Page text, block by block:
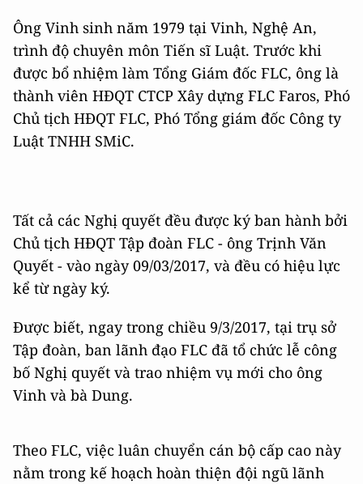
Ông Vinh sinh năm 1979 tại Vinh, Nghệ An,
trình độ chuyên môn Tiến sĩ Luật. Trước khi
được bổ nhiệm làm Tổng Giám đốc FLC, ông là
thành viên HĐQT CTCP Xây dựng FLC Faros, Phó
Chủ tịch HĐQT FLC, Phó Tổng giám đốc Công ty
Luật TNHH SMiC.
Tất cả các Nghị quyết đều được ký ban hành bởi
Chủ tịch HĐQT Tập đoàn FLC - ông Trịnh Văn
Quyết - vào ngày 09/03/2017, và đều có hiệu lực
kể từ ngày ký.
Được biết, ngay trong chiều 9/3/2017, tại trụ sở
Tập đoàn, ban lãnh đạo FLC đã tổ chức lễ công
bố Nghị quyết và trao nhiệm vụ mới cho ông
Vinh và bà Dung.
Theo FLC, việc luân chuyển cán bộ cấp cao này
nằm trong kế hoạch hoàn thiện đội ngũ lãnh